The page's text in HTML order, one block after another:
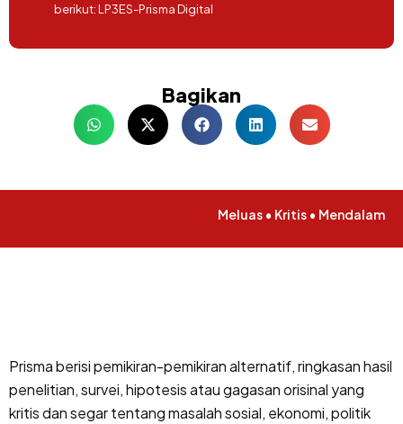
berikut:LP3ES-Prisma Digital
Bagikan
Meluas • Kritis • Mendalam
Prisma berisi pemikiran-pemikiran alternatif, ringkasan hasil
penelitian, survei, hipotesis atau gagasan orisinal yang
kritis dan segar tentang masalah sosial, ekonomi, politik